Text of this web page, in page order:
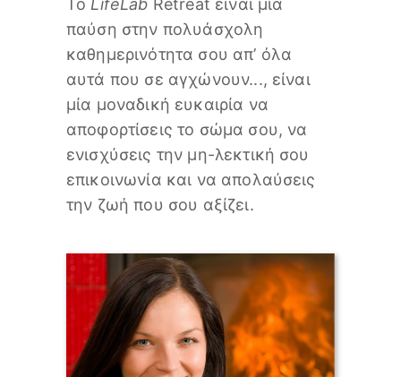
Το LifeLab Retreat είναι μία
παύση στην πολυάσχολη
καθημερινότητα σου απ’ όλα
αυτά που σε αγχώνουν..., είναι
μία μοναδική ευκαιρία να
αποφορτίσεις το σώμα σου, να
ενισχύσεις την μη-λεκτική σου
επικοινωνία και να απολαύσεις
την ζωή που σου αξίζει.